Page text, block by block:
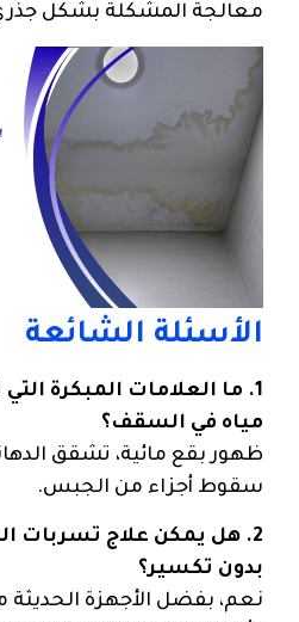
معالجة المشكلة بشكل جذري
الأسئلة الشائعة
1. ما العلامات المبكرة
مياه في السقف؟
ظهور بقع مائية، تشقق
سقوط أجزاء من الجبس.
2. هل يمكن علاج تسربات
بدون تكسير؟
نعم، بفضل الأجهزة الحديثة